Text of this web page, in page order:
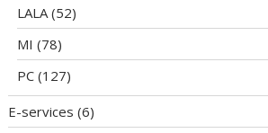
LALA(52)
MI (78)
PC (127)
E-services (6)